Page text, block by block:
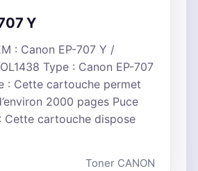
Y
: Canon EP-707 Y /
Type : Canon EP-707
: Cette cartouche permet
2000 pages Puce
Cette cartouche dispose
Toner CANON